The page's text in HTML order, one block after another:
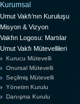
Kurumsal
Umut Vakfı’nın Kuruluşu
Misyon & Vizyon
Vakfın Logosu: Martılar
Umut Vakfı Mütevellileri
Kurucu Mütevelli
Onursal Mütevelli
Seçilmiş Mütevelli
Yönetim Kurulu
Danışma Kurulu